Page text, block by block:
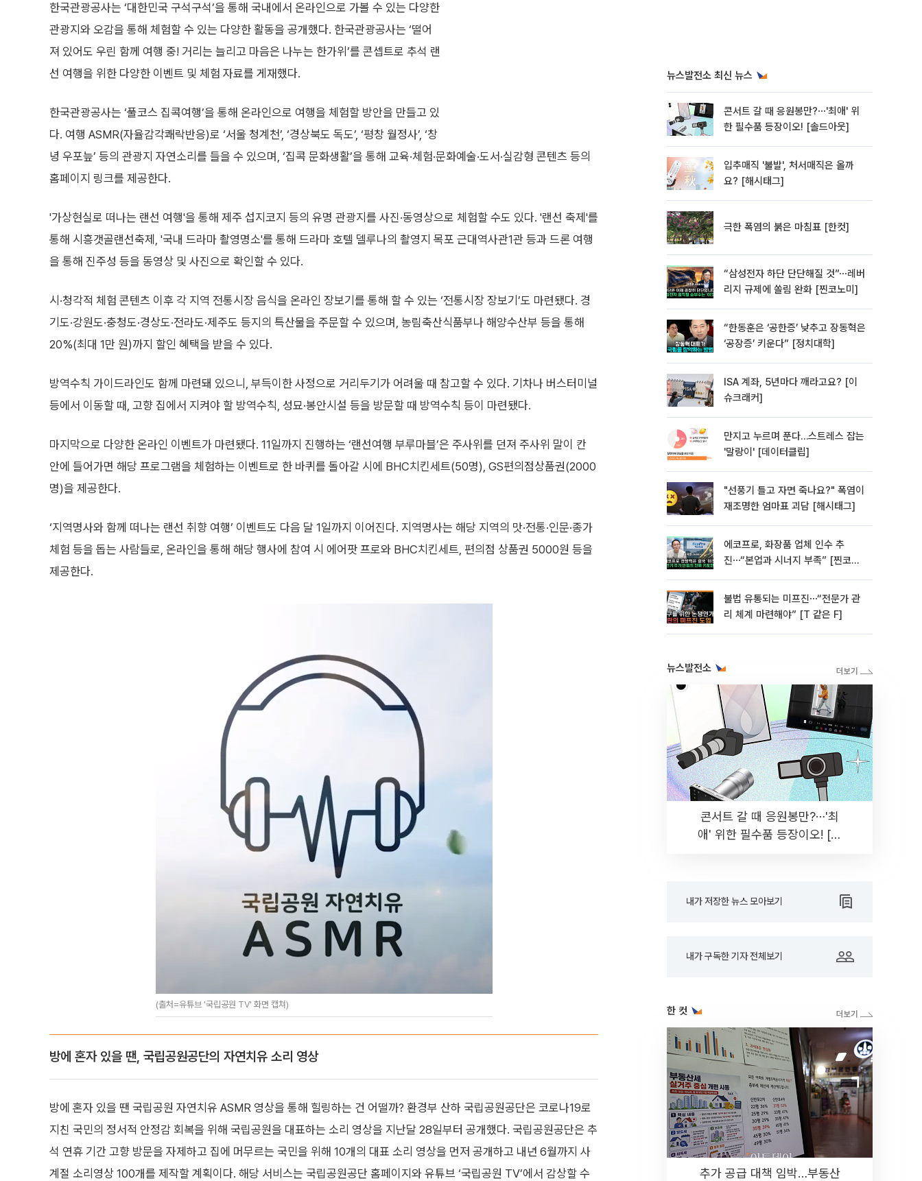
한국관광공사는 ‘대한민국 구석구석’을 통해 국내에서 온라인으로 가볼 수 있는 다양한
관광지와 오감을 통해 체험할 수 있는 다양한 활동을 공개했다. 한국관광공사는 ‘떨어
져 있어도 우린 함께 여행 중! 거리는 늘리고 마음은 나누는 한가위’를 콘셉트로 추석 랜
선 여행을 위한 다양한 이벤트 및 체험 자료를 게재했다.
한국관광공사는 ‘풀코스 집콕여행’을 통해 온라인으로 여행을 체험할 방안을 만들고 있
다. 여행 ASMR(자율감각쾌락반응)로 ‘서울 청계천’, ‘경상북도 독도’, ‘평창 월정사’, ‘창
녕 우포늪’ 등의 관광지 자연소리를 들을 수 있으며, ‘집콕 문화생활’을 통해 교육·체험·문화예술·도서·실감형 콘텐츠 등의
홈페이지 링크를 제공한다.
'가상현실로 떠나는 랜선 여행'을 통해 제주 섭지코지 등의 유명 관광지를 사진·동영상으로 체험할 수도 있다. '랜선 축제'를
통해 시흥갯골랜선축제, '국내 드라마 촬영명소'를 통해 드라마 호텔 델루나의 촬영지 목포 근대역사관1관 등과 드론 여행
을 통해 진주성 등을 동영상 및 사진으로 확인할 수 있다.
시·청각적 체험 콘텐츠 이후 각 지역 전통시장 음식을 온라인 장보기를 통해 할 수 있는 ‘전통시장 장보기’도 마련됐다. 경
기도·강원도·충청도·경상도·전라도·제주도 등지의 특산물을 주문할 수 있으며, 농림축산식품부나 해양수산부 등을 통해
20%(최대 1만 원)까지 할인 혜택을 받을 수 있다.
방역수칙 가이드라인도 함께 마련돼 있으니, 부득이한 사정으로 거리두기가 어려울 때 참고할 수 있다. 기차나 버스터미널
등에서 이동할 때, 고향 집에서 지켜야 할 방역수칙, 성묘·봉안시설 등을 방문할 때 방역수칙 등이 마련됐다.
마지막으로 다양한 온라인 이벤트가 마련됐다. 11일까지 진행하는 ‘랜선여행 부루마블’은 주사위를 던져 주사위 말이 칸
안에 들어가면 해당 프로그램을 체험하는 이벤트로 한 바퀴를 돌아갈 시에 BHC치킨세트(50명), GS편의점상품권(2000
명)을 제공한다.
‘지역명사와 함께 떠나는 랜선 취향 여행’ 이벤트도 다음 달 1일까지 이어진다. 지역명사는 해당 지역의 맛·전통·인문·종가
체험 등을 돕는 사람들로, 온라인을 통해 해당 행사에 참여 시 에어팟 프로와 BHC치킨세트, 편의점 상품권 5000원 등을
제공한다.
(출처=유튜브 '국립공원 TV' 화면 캡쳐)
방에 혼자 있을 땐, 국립공원공단의 자연치유 소리 영상
방에 혼자 있을 땐 국립공원 자연치유 ASMR 영상을 통해 힐링하는 건 어떨까? 환경부 산하 국립공원공단은 코로나19로
지친 국민의 정서적 안정감 회복을 위해 국립공원을 대표하는 소리 영상을 지난달 28일부터 공개했다. 국립공원공단은 추
석 연휴 기간 고향 방문을 자제하고 집에 머무르는 국민을 위해 10개의 대표 소리 영상을 먼저 공개하고 내년 6월까지 사
계절 소리영상 100개를 제작할 계획이다. 해당 서비스는 국립공원공단 홈페이지와 유튜브 ‘국립공원 TV’에서 감상할 수
뉴스발전소 최신 뉴스
콘서트 갈 때 응원봉만?⋯'최애' 위
한 필수품 등장이오! [솔드아웃]
입추매직 '불발', 처서매직은 올까
요? [해시태그]
극한 폭염의 붉은 마침표 [한컷]
“삼성전자 하단 단단해질 것”⋯레버
리지 규제에 쏠림 완화 [찐코노미]
“한동훈은 ‘공한증’ 낮추고 장동혁은
‘공장증’ 키운다” [정치대학]
ISA 계좌, 5년마다 깨라고요? [이
슈크래커]
만지고 누르며 푼다…스트레스 잡는
'말랑이' [데이터클립]
"선풍기 틀고 자면 죽나요?" 폭염이
재조명한 엄마표 괴담 [해시태그]
에코프로, 화장품 업체 인수 추
진⋯“본업과 시너지 부족” [찐코노
불법 유통되는 미프진⋯“전문가 관
리 체계 마련해야” [T 같은 F]
뉴스발전소
콘서트 갈 때 응원봉만?⋯'최
애' 위한 필수품 등장이오! [솔
내가 저장한 뉴스 모아보기
내가 구독한 기자 전체보기
한 컷
추가 공급 대책 임박…부동산